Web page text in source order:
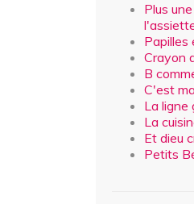
Plus
Papilles
Crayon
B
C'est
La ligne
La
Et dieu
Petits